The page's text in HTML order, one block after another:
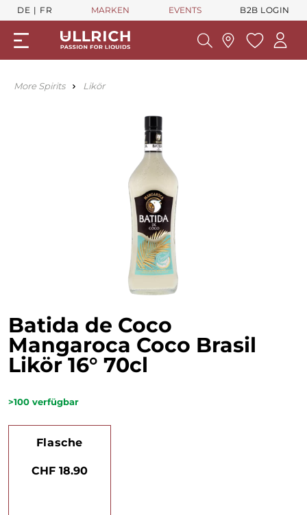
DE FR MARKEN EVENTS B2B LOGIN
More Spirits Likör
Batida de Coco
Mangaroca Coco Brasil
Likör 16° 70cl
>100 verfügbar
Flasche
CHF 18.90